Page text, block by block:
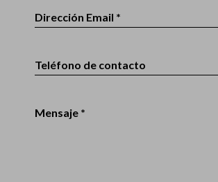
Dirección Email *
Teléfono de contacto
Mensaje *